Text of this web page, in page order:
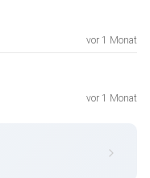
vor 1 Monat
vor 1 Monat